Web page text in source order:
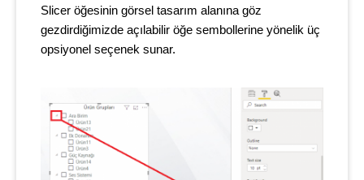
Slicer öğesinin görsel tasarım alanına göz
gezdirdiğimizde açılabilir öğe sembollerine yönelik üç
opsiyonel seçenek sunar.